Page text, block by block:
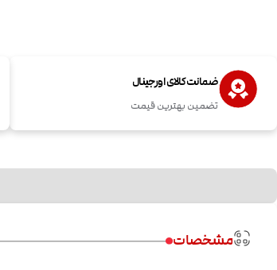
ضمانت کالای اورجینال
تضمین بهترین قیمت
مشخصات